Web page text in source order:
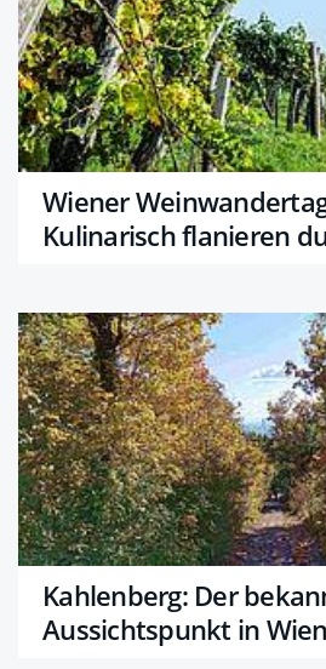
Wiener
Kulinarisch flanieren
Kahlenberg: Der
Aussichtspunkt in Wien